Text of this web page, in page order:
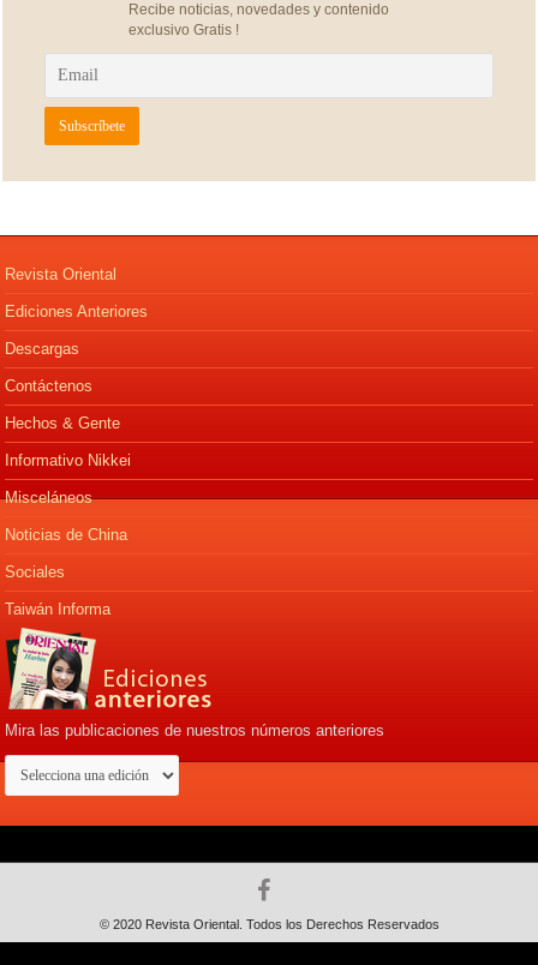
Recibe noticias, novedades y contenido
exclusivo Gratis !
Revista Oriental
Ediciones Anteriores
Descargas
Contáctenos
Hechos & Gente
Informativo Nikkei
Misceláneos
Noticias de China
Sociales
Taiwán Informa
Mira las publicaciones de nuestros números anteriores
© 2020 Revista Oriental. Todos los Derechos Reservados